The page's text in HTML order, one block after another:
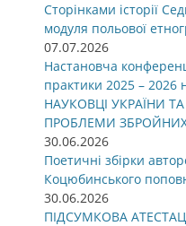
Сторінками історії
модуля польової
07.07.2026
Настановча
практики 2025 – 2026
НАУКОВЦІ УКРАЇНИ
ПРОБЛЕМИ ЗБРОЙНИХ
30.06.2026
Поетичні збірки
Коцюбинського
30.06.2026
ПІДСУМКОВА